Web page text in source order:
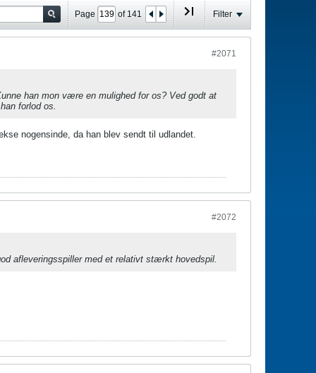
Page of 141 Filter
#2071
han mon være en mulighed for os? Ved godt at
forlod os.
nogensinde, da han blev sendt til udlandet.
#2072
afleveringsspiller med et relativt stærkt hovedspil.